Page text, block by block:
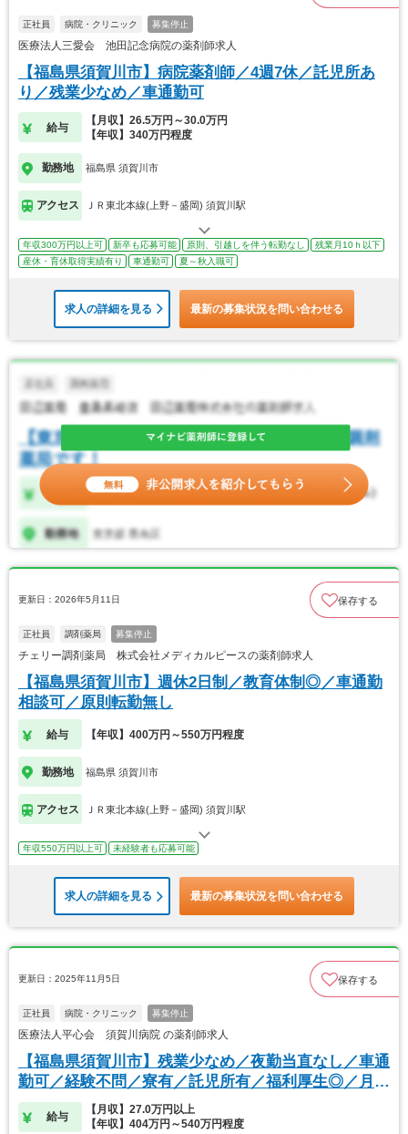
正社員 病院・クリニック 募集停止
医療法人三愛会 池田記念病院の薬剤師求人
【福島県須賀川市】病院薬剤師／4週7休／託児所あ
り／残業少なめ／車通勤可
給与
【月収】26.5万円～30.0万円
【年収】340万円程度
勤務地 福島県 須賀川市
アクセス ＪＲ東北本線(上野－盛岡) 須賀川駅
年収300万円以上可 新卒も応募可能 原則、引越しを伴う転勤なし
残業月10ｈ以下
産休・育休取得実績有り
車通勤可 夏～秋入職可
求人の詳細を見る 最新の募集状況を問い合わせる
更新日：2026年5月11日 保存する
正社員 調剤薬局 募集停止
チェリー調剤薬局 株式会社メディカルピースの薬剤師求人
【福島県須賀川市】週休2日制／教育体制◎／車通勤
相談可／原則転勤無し
給与 【年収】400万円～550万円程度
勤務地 福島県 須賀川市
アクセス ＪＲ東北本線(上野－盛岡) 須賀川駅
年収550万円以上可 未経験者も応募可能
求人の詳細を見る 最新の募集状況を問い合わせる
更新日：2025年11月5日 保存する
正社員 病院・クリニック 募集停止
医療法人平心会 須賀川病院 の薬剤師求人
【福島県須賀川市】残業少なめ／夜勤当直なし／車通
勤可／経験不問／寮有／託児所有／福利厚生◎／月9
休
給与
【月収】27.0万円以上
【年収】404万円～540万円程度